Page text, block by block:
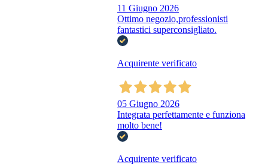
11 Giugno 2026
Ottimo negozio,professionisti
fantastici superconsigliato.
Acquirente verificato
05 Giugno 2026
Integrata perfettamente e funziona
molto bene!
Acquirente verificato